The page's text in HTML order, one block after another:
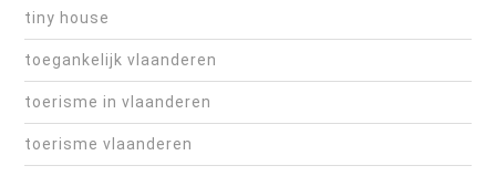
tiny house
toegankelijk vlaanderen
toerisme in vlaanderen
toerisme vlaanderen